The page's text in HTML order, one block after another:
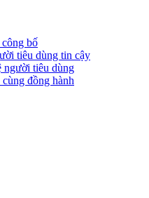
bố
tiêu dùng tin cậy
người tiêu dùng
đồng hành